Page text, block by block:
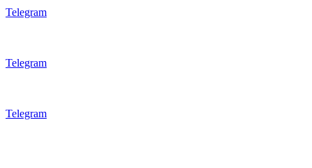
Telegram
Telegram
Telegram